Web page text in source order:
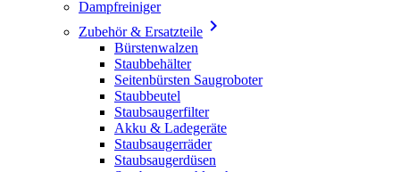
Dampfreiniger
Zubehör & Ersatzteile 
Bürstenwalzen
Staubbehälter
Seitenbürsten Saugroboter
Staubbeutel
Staubsaugerfilter
Akku & Ladegeräte
Staubsaugerräder
Staubsaugerdüsen